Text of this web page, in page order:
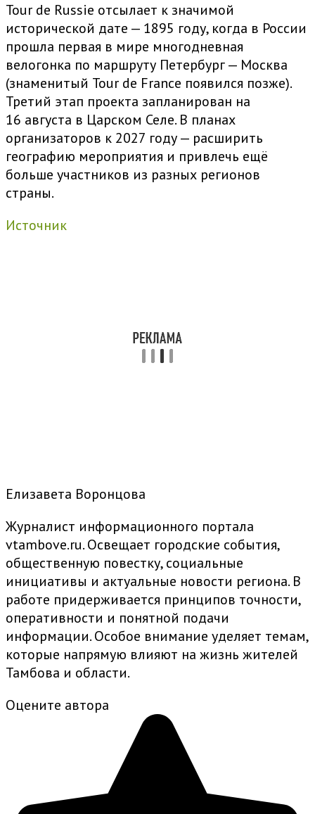
Tour de Russie отсылает к значимой
исторической дате — 1895 году, когда в России
прошла первая в мире многодневная
велогонка по маршруту Петербург — Москва
(знаменитый Tour de France появился позже).
Третий этап проекта запланирован на
16 августа в Царском Селе. В планах
организаторов к 2027 году — расширить
географию мероприятия и привлечь ещё
больше участников из разных регионов
страны.
Источник
Елизавета Воронцова
Журналист информационного портала
vtambove.ru. Освещает городские события,
общественную повестку, социальные
инициативы и актуальные новости региона. В
работе придерживается принципов точности,
оперативности и понятной подачи
информации. Особое внимание уделяет темам,
которые напрямую влияют на жизнь жителей
Тамбова и области.
Оцените автора